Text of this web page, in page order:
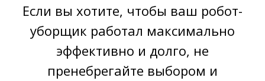
Если вы хотите, чтобы ваш робот-
уборщик работал максимально
эффективно и долго, не
пренебрегайте выбором и